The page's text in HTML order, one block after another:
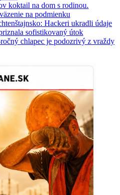
koktail na dom s rodinou.
na podmienku
Hackeri ukradli údaje
sofistikovaný útok
chlapec je podozrivý z vraždy